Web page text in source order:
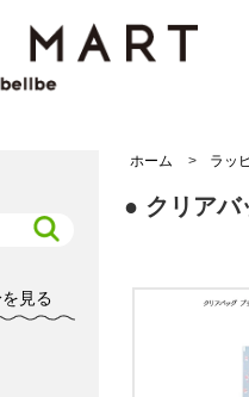
ホーム > ラッ
● クリアバ
見る